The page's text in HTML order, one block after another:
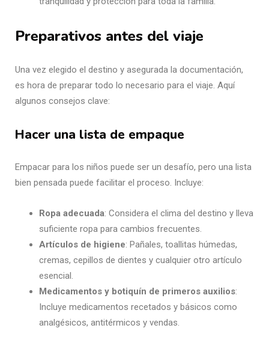
Preparativos antes del viaje
Una vez elegido el destino y asegurada la documentación,
es hora de preparar todo lo necesario para el viaje. Aquí
algunos consejos clave:
Hacer una lista de empaque
Empacar para los niños puede ser un desafío, pero una lista
bien pensada puede facilitar el proceso. Incluye:
Ropa adecuada: Considera el clima del destino y lleva
suficiente ropa para cambios frecuentes.
Artículos de higiene: Pañales, toallitas húmedas,
cremas, cepillos de dientes y cualquier otro artículo
esencial.
Medicamentos y botiquín de primeros auxilios:
Incluye medicamentos recetados y básicos como
analgésicos, antitérmicos y vendas.